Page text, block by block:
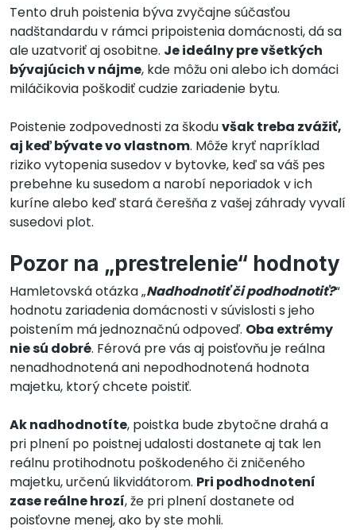
Tento druh poistenia býva zvyčajne súčasťou
nadštandardu v rámci pripoistenia domácnosti, dá sa
ale uzatvoriť aj osobitne. Je ideálny pre všetkých
bývajúcich v nájme, kde môžu oni alebo ich domáci
miláčikovia poškodiť cudzie zariadenie bytu.
Poistenie zodpovednosti za škoduvšak treba zvážiť,
aj keď bývate vo vlastnom. Môže kryť napríklad
riziko vytopenia susedov v bytovke, keď sa váš pes
prebehne ku susedom a narobí neporiadok v ich
kuríne alebo keď stará čerešňa z vašej záhrady vyvalí
susedovi plot.
Pozor na „prestrelenie“ hodnoty
Hamletovská otázka „Nadhodnotiť či podhodnotiť?“
hodnotu zariadenia domácnosti v súvislosti s jeho
poistením má jednoznačnú odpoveď. Oba extrémy
nie sú dobré. Férová pre vás aj poisťovňu je reálna
nenadhodnotená ani nepodhodnotená hodnota
majetku, ktorý chcete poistiť.
Ak nadhodnotíte, poistka bude zbytočne drahá a
pri plnení po poistnej udalosti dostanete aj tak len
reálnu protihodnotu poškodeného či zničeného
majetku, určenú likvidátorom. Pri podhodnotení
zase reálne hrozí, že pri plnení dostanete od
poisťovne menej, ako by ste mohli.